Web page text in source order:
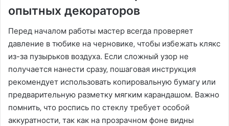
опытных декораторов
Перед началом работы мастер всегда проверяет
давление в тюбике на черновике‚ чтобы избежать клякс
из-за пузырьков воздуха. Если сложный узор не
получается нанести сразу‚ пошаговая инструкция
рекомендует использовать копировальную бумагу или
предварительную разметку мягким карандашом. Важно
помнить‚ что роспись по стеклу требует особой
аккуратности‚ так как на прозрачном фоне видны